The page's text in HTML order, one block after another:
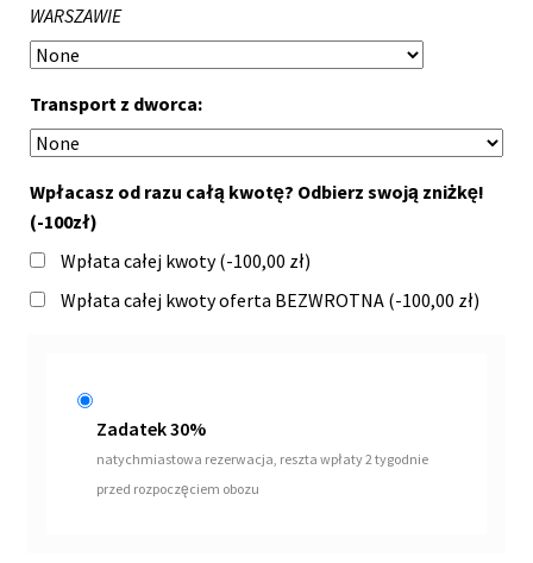
WARSZAWIE
Transport z dworca:
Wpłacasz od razu całą kwotę? Odbierz swoją zniżkę!
(-100zł)
Wpłata całej kwoty (-100,00 zł)
Wpłata całej kwoty oferta BEZWROTNA (-100,00 zł)
Zadatek 30%
natychmiastowa rezerwacja, reszta wpłaty 2 tygodnie
przed rozpoczęciem obozu